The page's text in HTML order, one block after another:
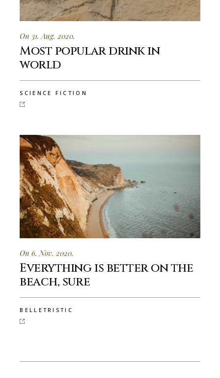
On 31. Aug. 2020.
Most popular drink in
world
SCIENCE FICTION
On 6. Nov. 2020.
Everything is better on the
beach, sure
BELLETRISTIC